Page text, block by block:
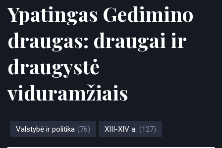
Ypatingas Gedimino
draugas: draugai ir
draugystė
viduramžiais
Valstybė ir politika (76) XIII-XIV a. (127)